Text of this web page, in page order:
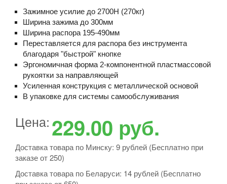
Зажимное усилие до 2700Н (270кг)
Ширина зажима до 300мм
Ширина распора 195-490мм
Переставляется для распора без инструмента
благодаря "быстрой" кнопке
Эргономичная форма 2-компонентной пластмассовой
рукоятки за направляющей
Усиленная конструкция с металлической основой
В упаковке для системы самообслуживания
Цена:229.00 руб.
Доставка товара по Минску: 9 рублей (Бесплатно при
заказе от 250)
Доставка товара по Беларуси: 14 рублей (Бесплатно